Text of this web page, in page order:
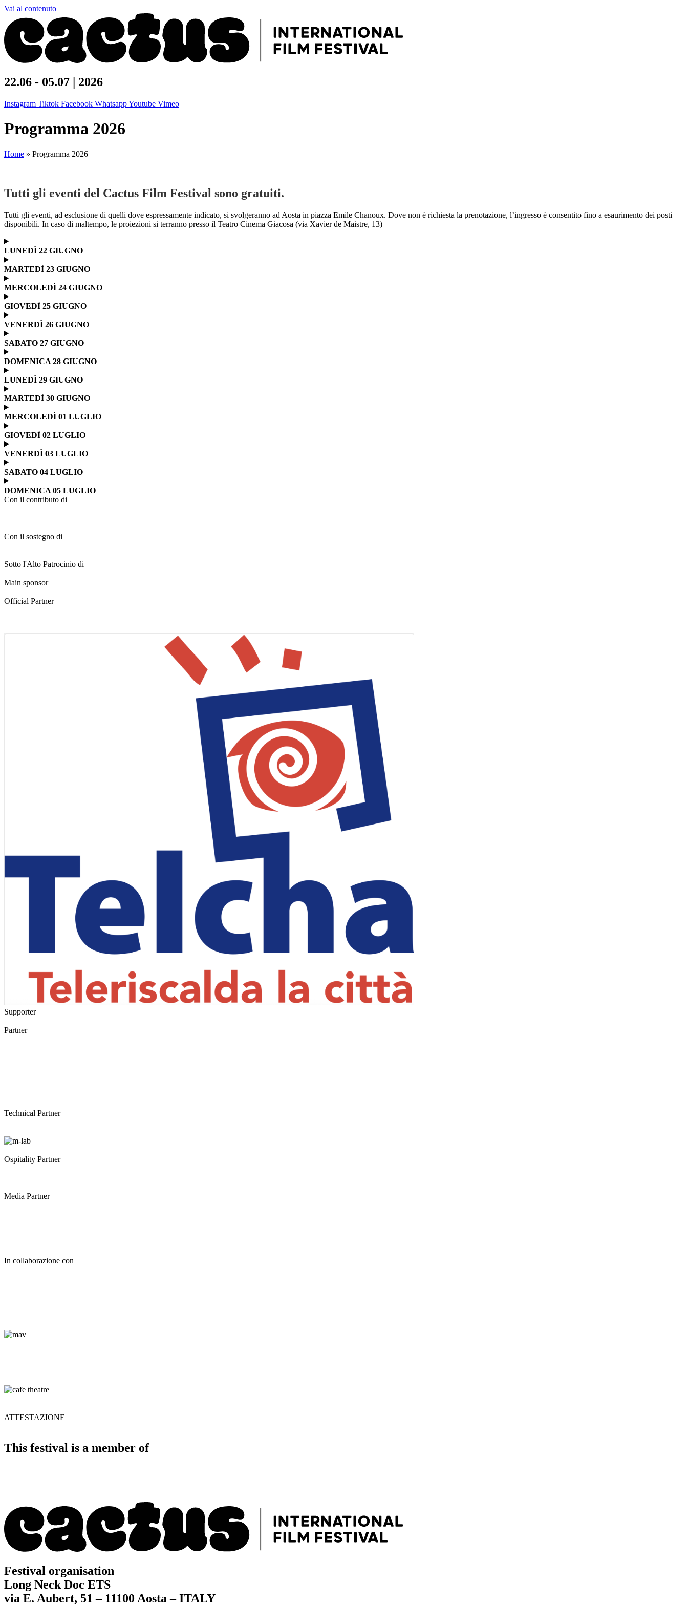
Vai al contenuto
22.06 - 05.07 | 2026
Instagram Tiktok Facebook WhatsappYoutube Vimeo
Programma 2026
Home » Programma 2026
Tutti gli eventi del Cactus Film Festival sono gratuiti.
Tutti gli eventi, ad esclusione di quelli dove espressamente indicato, si svolgeranno ad Aosta in piazza Emile Chanoux. Dove non è richiesta la prenotazione, l’ingresso è consentito fino a esaurimento dei posti
disponibili. In caso di maltempo, le proiezioni si terranno presso il Teatro Cinema Giacosa (via Xavier de Maistre, 13)
LUNEDÌ 22 GIUGNO
MARTEDÌ 23 GIUGNO
MERCOLEDÌ 24 GIUGNO
GIOVEDÌ 25 GIUGNO
VENERDÌ 26 GIUGNO
SABATO 27 GIUGNO
DOMENICA 28 GIUGNO
LUNEDÌ 29 GIUGNO
MARTEDÌ 30 GIUGNO
MERCOLEDÌ 01 LUGLIO
GIOVEDÌ 02 LUGLIO
VENERDÌ 03 LUGLIO
SABATO 04 LUGLIO
DOMENICA 05 LUGLIO
Con il contributo di
Con il sostegno di
Sotto l'Alto Patrocinio di
Main sponsor
Official Partner
Supporter
Partner
Technical Partner
Ospitality Partner
Media Partner
In collaborazione con
ATTESTAZIONE
This festival is a member of
Festival organisation
Long Neck Doc ETS
via E. Aubert, 51 – 11100 Aosta – ITALY